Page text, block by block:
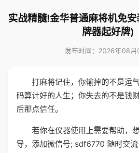
实战精髓!金华普通麻将机免
牌器起好牌)
发布时间：2026年08月
打麻将记住，你输掉的不是运
码算计好的人生；你失去的不是钱
后那点信任。
若你在仪器使用上需要帮助，
导，添加微信号; sdf6770 随时交流